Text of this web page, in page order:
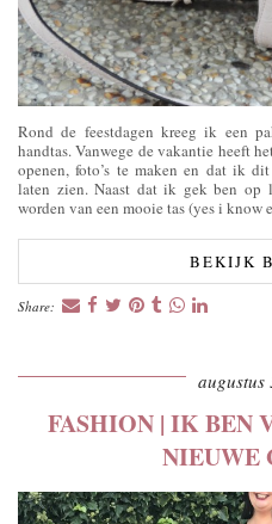
Rond de feestdagen kreeg ik een
handtas. Vanwege de vakantie heeft
openen, foto’s te maken en dat ik
laten zien. Naast dat ik gek ben
worden van een mooie tas (yes i know
BEKIJK
Share:
augustus
FASHION | IK BEN
NIEUWE